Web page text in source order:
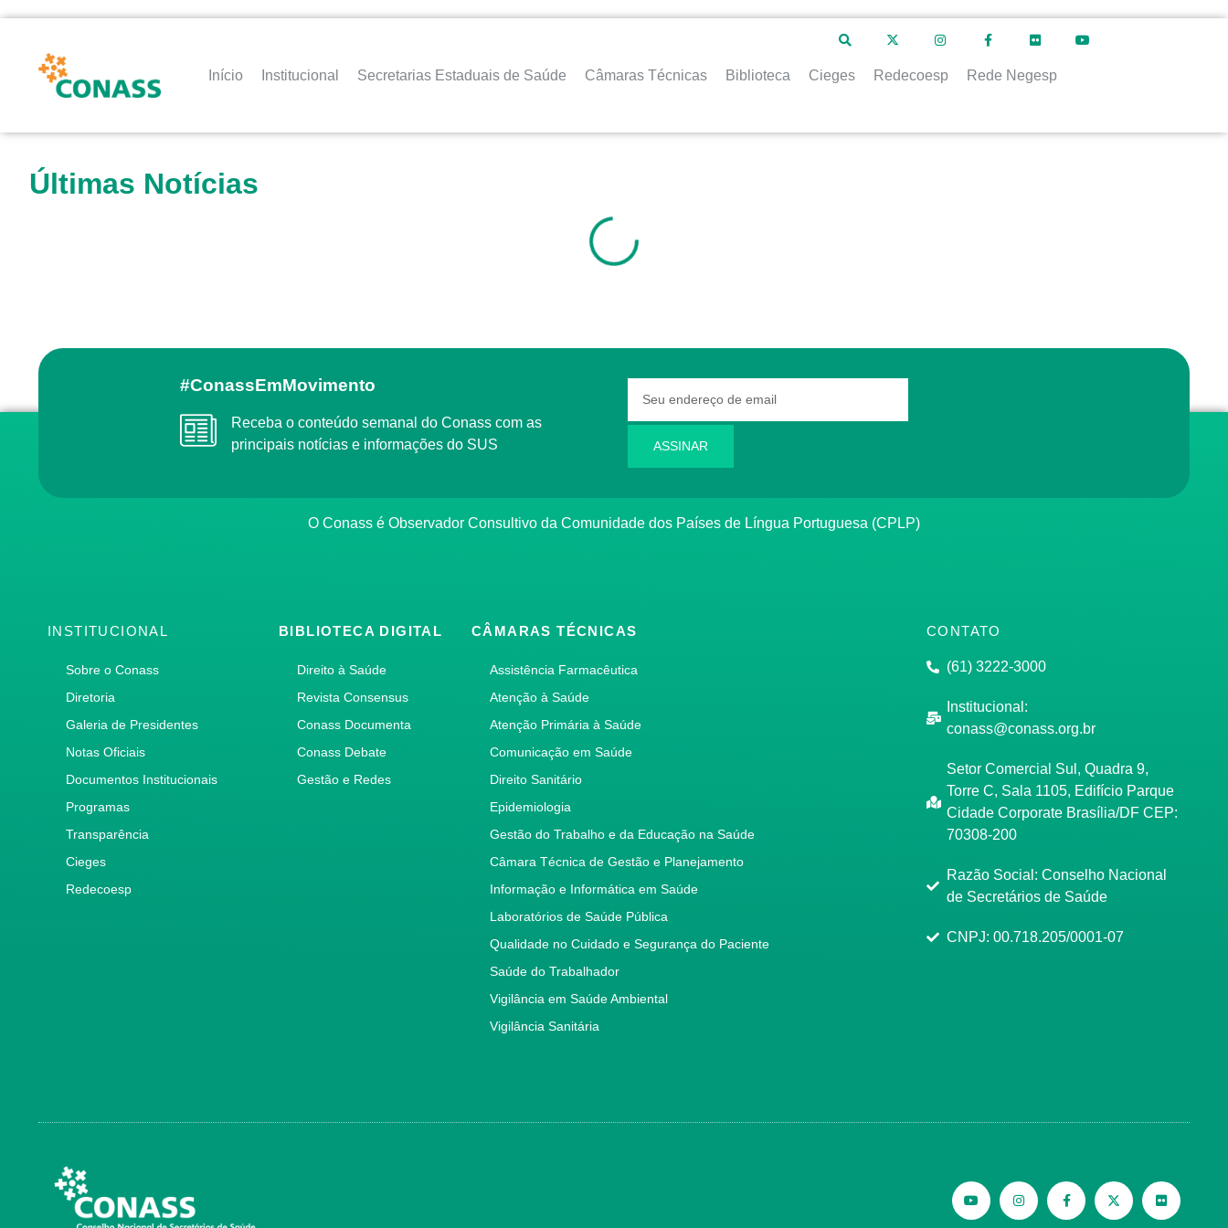
Início Institucional Secretarias Estaduais de Saúde Câmaras Técnicas Biblioteca Cieges Redecoesp Rede Negesp
Últimas Notícias
#ConassEmMovimento
Receba o conteúdo semanal do Conass com as
principais notícias e informações do SUS
ASSINAR
O Conass é Observador Consultivo da Comunidade dos Países de Língua Portuguesa (CPLP)
INSTITUCIONAL
Sobre o Conass
Diretoria
Galeria de Presidentes
Notas Oficiais
Documentos Institucionais
Programas
Transparência
Cieges
Redecoesp
BIBLIOTECA DIGITAL
Direito à Saúde
Revista Consensus
Conass Documenta
Conass Debate
Gestão e Redes
CÂMARAS TÉCNICAS
Assistência Farmacêutica
Atenção à Saúde
Atenção Primária à Saúde
Comunicação em Saúde
Direito Sanitário
Epidemiologia
Gestão do Trabalho e da Educação na Saúde
Câmara Técnica de Gestão e Planejamento
Informação e Informática em Saúde
Laboratórios de Saúde Pública
Qualidade no Cuidado e Segurança do Paciente
Saúde do Trabalhador
Vigilância em Saúde Ambiental
Vigilância Sanitária
CONTATO
(61) 3222-3000
Institucional:
conass@conass.org.br
Setor Comercial Sul, Quadra 9,
Torre C, Sala 1105, Edifício Parque
Cidade Corporate Brasília/DF CEP:
70308-200
Razão Social: Conselho Nacional
de Secretários de Saúde
CNPJ: 00.718.205/0001-07